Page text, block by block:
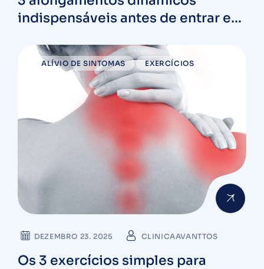
indispensáveis antes de entrar em
ALÍVIO DE SINTOMAS EXERCÍCIOS
DEZEMBRO 23. 2025 CLINICAAVANTTOS
Os 3 exercícios simples para